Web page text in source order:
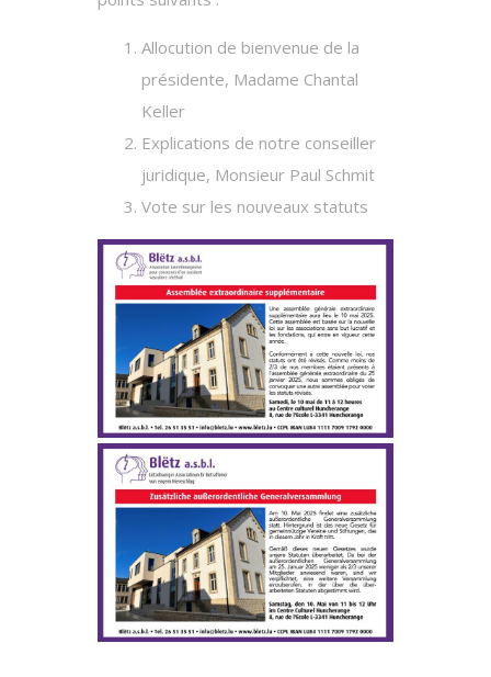
Allocution de bienvenue de la
présidente, Madame Chantal
Keller
Explications de notre conseiller
juridique, Monsieur Paul Schmit
Vote sur les nouveaux statuts